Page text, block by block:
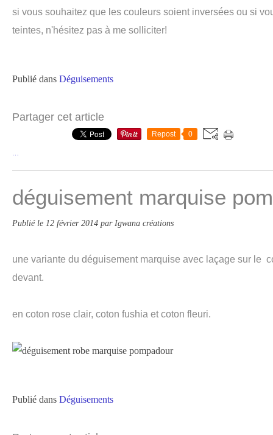
si vous souhaitez que les couleurs soient inversées ou si
teintes, n'hésitez pas à me solliciter!
Publié dans Déguisements
Partager cet article
Repost 0
déguisement marquise
Publié le 12 février 2014 par Igwana créations
une variante du déguisement marquise avec laçage sur le
devant.
en coton rose clair, coton fushia et coton fleuri.
Publié dans Déguisements